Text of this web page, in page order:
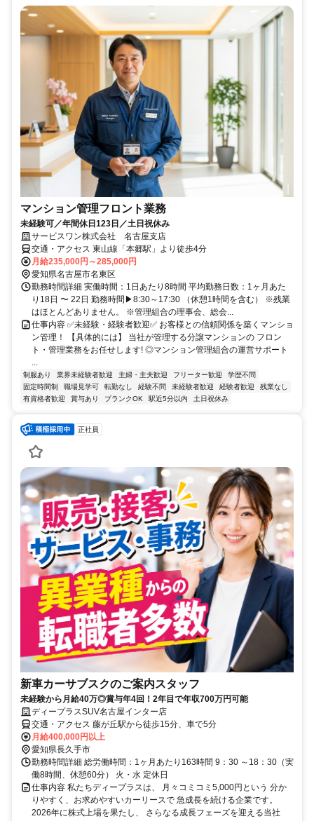
マンション管理フロント業務
未経験可／年間休日123日／土日祝休み
サービスワン株式会社 名古屋支店
交通・アクセス 東山線「本郷駅」より徒歩4分
月給235,000円～285,000円
愛知県名古屋市名東区
勤務時間詳細 実働時間：1日あたり8時間 平均勤務日数：1ヶ月あた
り18日 〜 22日 勤務時間▶8:30～17:30 （休憩1時間を含む） ※残業
はほとんどありません。 ※管理組合の理事会、総会...
仕事内容 ✅未経験・経験者歓迎✅ お客様との信頼関係を築くマンショ
ン管理！ 【具体的には】 当社が管理する分譲マンションの フロン
ト・管理業務をお任せします! ◎マンション管理組合の運営サポート
...
制服あり 業界未経験者歓迎 主婦・主夫歓迎 フリーター歓迎
学歴不問
固定時間制
職場見学可 転勤なし 経験不問 未経験者歓迎 経験者歓迎
残業なし
有資格者歓迎
賞与あり ブランクOK 駅近5分以内 土日祝休み
正社員
新車カーサブスクのご案内スタッフ
未経験から月給40万◎賞与年4回！2年目で年収700万円可能
ディープラスSUV名古屋インター店
交通・アクセス 藤が丘駅から徒歩15分、車で5分
月給400,000円以上
愛知県長久手市
勤務時間詳細 総労働時間：1ヶ月あたり163時間 9：30 ～18：30（実
働8時間、休憩60分） 火・水 定休日
仕事内容 私たちディープラスは、 月々コミコミ5,000円という 分か
りやすく、お求めやすいカーリースで 急成長を続ける企業です。
2026年に株式上場を果たし、 さらなる成長フェーズを迎える当社